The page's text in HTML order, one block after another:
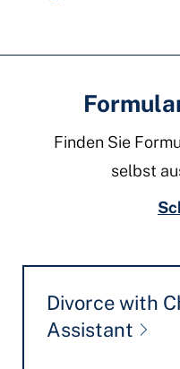
Finden Sie
selbst
Divorce with
Assistant